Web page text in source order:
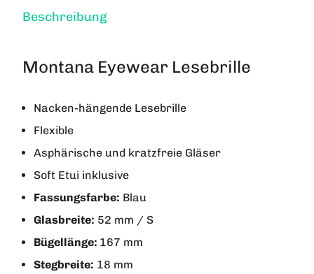
Beschreibung
Montana Eyewear Lesebrille
Nacken-hängende Lesebrille
Flexible
Asphärische und kratzfreie Gläser
Soft Etui inklusive
Fassungsfarbe: Blau
Glasbreite: 52 mm / S
Bügellänge: 167 mm
Stegbreite: 18 mm